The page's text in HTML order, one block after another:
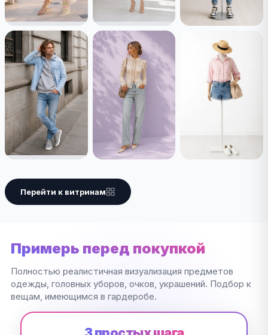
Перейти к витринам
Примерь перед покупкой
Полностью реалистичная визуализация предметов
одежды, головных уборов, очков, украшений. Подбор к
вещам, имеющимся в гардеробе.